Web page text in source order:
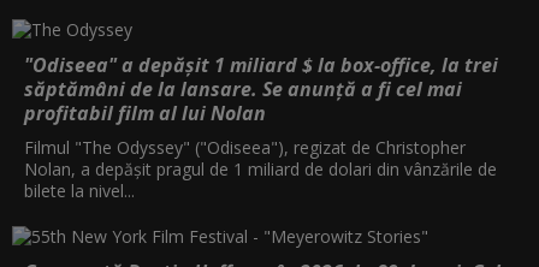
02:55
05:10 INTOARCEREA
"Odiseea" a depășit 1 miliard $ la box-office, la trei
săptămâni de la lansare. Se anunță a fi cel mai
profitabil film al lui Nolan
Filmul "The Odyssey" ("Odiseea"), regizat de Christopher
Nolan, a depăşit pragul de 1 miliard de dolari din vânzările de
bilete la nivel...